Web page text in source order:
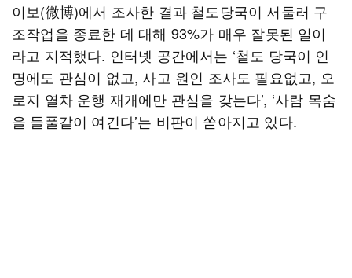
이보(微博)에서 조사한 결과 철도당국이 서둘러 구
조작업을 종료한 데 대해 93%가 매우 잘못된 일이
라고 지적했다. 인터넷 공간에서는 ‘철도 당국이 인
명에도 관심이 없고, 사고 원인 조사도 필요없고, 오
로지 열차 운행 재개에만 관심을 갖는다’, ‘사람 목숨
을 들풀같이 여긴다’는 비판이 쏟아지고 있다.